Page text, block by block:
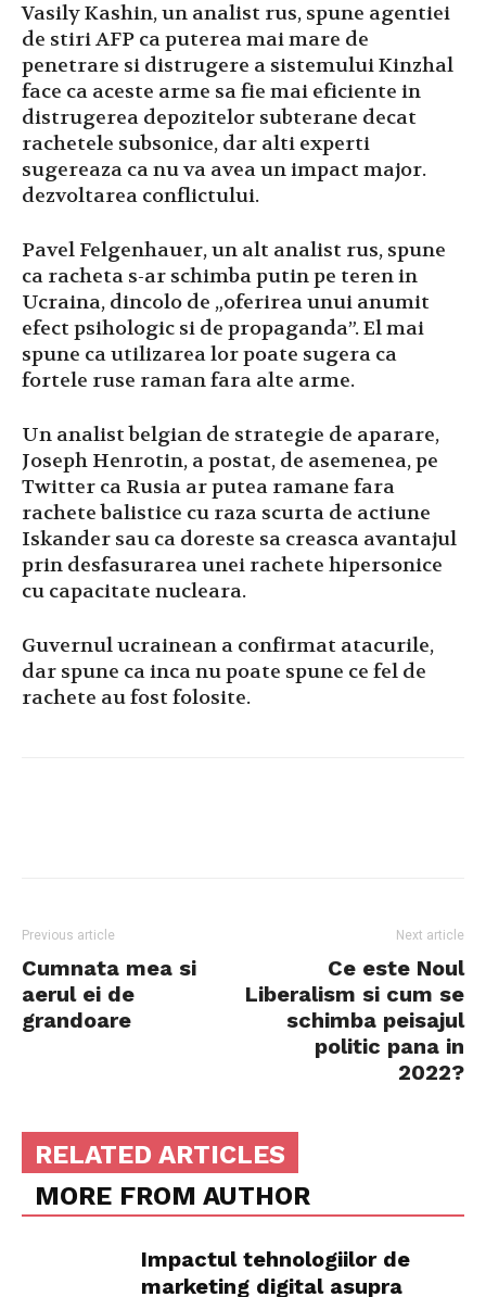
Vasily Kashin, un analist rus, spune agentiei
de stiri AFP ca puterea mai mare de
penetrare si distrugere a sistemului Kinzhal
face ca aceste arme sa fie mai eficiente in
distrugerea depozitelor subterane decat
rachetele subsonice, dar alti experti
sugereaza ca nu va avea un impact major.
dezvoltarea conflictului.
Pavel Felgenhauer, un alt analist rus, spune
ca racheta s-ar schimba putin pe teren in
Ucraina, dincolo de „oferirea unui anumit
efect psihologic si de propaganda”.El mai
spune ca utilizarea lor poate sugera ca
fortele ruse raman fara alte arme.
Un analist belgian de strategie de aparare,
Joseph Henrotin, a postat, de asemenea, pe
Twitter ca Rusia ar putea ramane fara
rachete balistice cu raza scurta de actiune
Iskander sau ca doreste sa creasca avantajul
prin desfasurarea unei rachete hipersonice
cu capacitate nucleara.
Guvernul ucrainean a confirmat atacurile,
dar spune ca inca nu poate spune ce fel de
rachete au fost folosite.
Previous article
Cumnata mea si
aerul ei de
grandoare
Next article
Ce este Noul
Liberalism si cum se
schimba peisajul
politic pana in
2022?
RELATED ARTICLES
MORE FROM AUTHOR
Impactul tehnologiilor de
marketing digital asupra